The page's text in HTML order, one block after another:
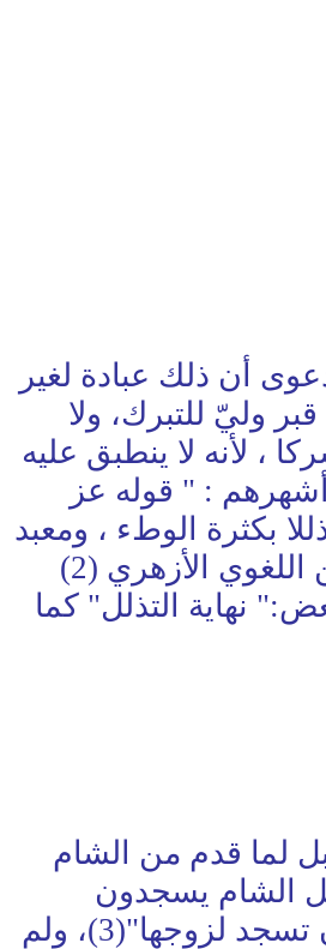
أن ذلك عبادة لغير
وليّ للتبرك، ولا
، لأنه لا ينطبق عليه
الخضوع، قال اللغوي (1) الزجاج وهو من أشهرهم : " قوله عز
بكثرة الوطء ، ومعبد
إذا كان مطليا بالقطران ن فمعنى { إياك نعبد(5)} : نطيع الطاعة التي يخضع معها " اهـ. ونقل هذا عن اللغوي الأزهري (2)
نهاية التذلل" كما
لما قدم من الشام
الشام يسجدون
لبطارقتهم وأساقفتهم، وأنت أولى بذلك، فقال :" لو كنت ءامرا أحدا أن يسجد لأحد لأمرت المرأة أن تسجد لزوجها"(3)، ولم